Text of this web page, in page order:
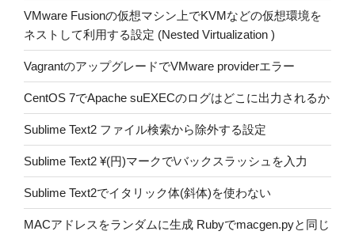
VMware Fusionの仮想マシン上でKVMなどの仮想環境を
ネストして利用する設定 (Nested Virtualization )
VagrantのアップグレードでVMware providerエラー
CentOS 7でApache suEXECのログはどこに出力されるか
Sublime Text2 ファイル検索から除外する設定
Sublime Text2 ¥(円)マークで\バックスラッシュを入力
Sublime Text2でイタリック体(斜体)を使わない
MACアドレスをランダムに生成 Rubyでmacgen.pyと同じ